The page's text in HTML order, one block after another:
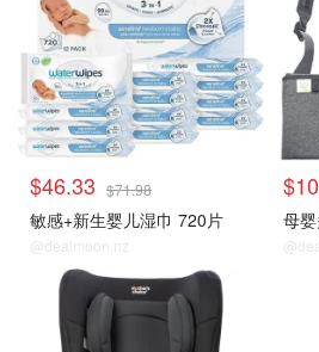
$46.33 $71.98
敏感+新生婴儿湿巾 720片
@dealmoon.nz
母